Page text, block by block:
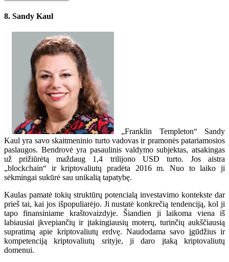
8. Sandy Kaul
„Franklin Templeton“ Sandy
Kaul yra savo skaitmeninio turto vadovas ir pramonės patariamosios
paslaugos. Bendrovė yra pasaulinis valdymo subjektas, atsakingas
už prižiūrėtą maždaug 1,4 trilijono USD turto. Jos aistra
„blockchain“ ir kriptovaliutų pradėta 2016 m. Nuo to laiko ji
sėkmingai sukūrė sau unikalią tapatybę.
Kaulas pamatė tokių struktūrų potencialą investavimo kontekste dar
prieš tai, kai jos išpopuliarėjo. Ji nustatė konkrečią tendenciją, kol ji
tapo finansiniame kraštovaizdyje. Šiandien ji laikoma viena iš
labiausiai įkvepiančių ir įtakingiausių moterų, turinčių aukščiausią
supratimą apie kriptovaliutų erdvę. Naudodama savo įgūdžius ir
kompetenciją kriptovaliutų srityje, ji daro įtaką kriptovaliutų
domenui.